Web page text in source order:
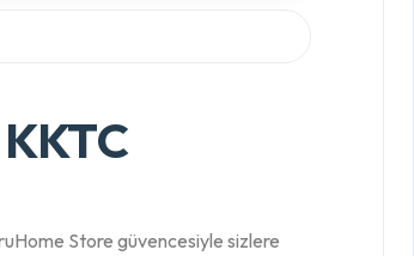
Store güvencesiyle sizlere